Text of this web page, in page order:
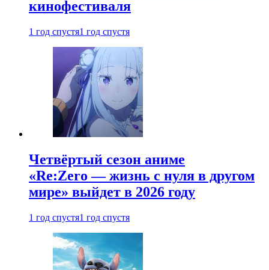
кинофестиваля
1 год спустя1 год спустя
Четвёртый сезон аниме
«Re:Zero — жизнь с нуля в другом
мире» выйдет в 2026 году
1 год спустя1 год спустя